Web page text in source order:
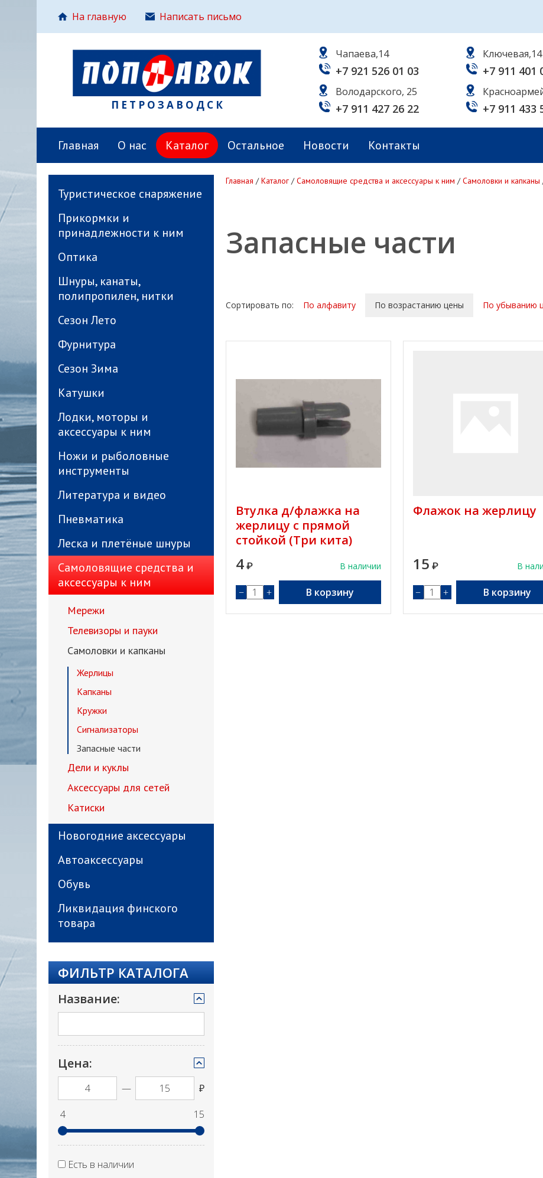
На главную Написать письмо
ПЕТРОЗАВОДСК
Чапаева,14
+7 921 526 01 03
Володарского, 25
+7 911 427 26 22
Ключевая,14
+7 911 401
+7 911 433
Главная О нас Каталог Остальное Новости Контакты
Туристическое снаряжение
Прикормки и
принадлежности к ним
Оптика
Шнуры, канаты,
полипропилен, нитки
Сезон Лето
Фурнитура
Сезон Зима
Катушки
Лодки, моторы и
аксессуары к ним
Ножи и рыболовные
инструменты
Литература и видео
Пневматика
Леска и плетёные шнуры
Самоловящие средства и
аксессуары к ним
Мережи
Телевизоры и пауки
Самоловки и капканы
Жерлицы
Капканы
Кружки
Сигнализаторы
Запасные части
Дели и куклы
Аксессуары для сетей
Катиски
Новогодние аксессуары
Автоаксессуары
Обувь
Ликвидация финского
товара
ФИЛЬТР КАТАЛОГА
Название:
Цена:
—
₽
4
15
Есть в наличии
Главная /Каталог /Самоловящие средства и аксессуары к ним /Самоловки и капканы
Запасные части
Сортировать по: По алфавиту По возрастанию цены По убыванию
Втулка д/флажка на
жерлицу с прямой
стойкой (Три кита)
4 ₽ В наличии
− + В корзину
Флажок на жерлицу
15 ₽ В
− + В корзину